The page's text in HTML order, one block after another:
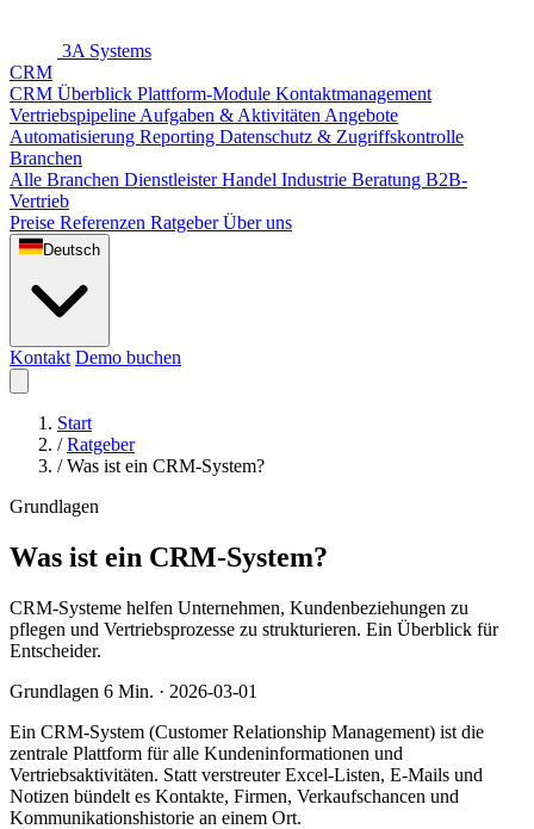
3A Systems
CRM
CRM Überblick Plattform-Module Kontaktmanagement
Vertriebspipeline Aufgaben & Aktivitäten Angebote
Automatisierung Reporting Datenschutz & Zugriffskontrolle
Branchen
Alle Branchen DienstleisterHandel Industrie Beratung B2B-
Vertrieb
Preise Referenzen RatgeberÜber uns
Deutsch
Kontakt Demo buchen
Start
/ Ratgeber
/ Was ist ein CRM-System?
Grundlagen
Was ist ein CRM-System?
CRM-Systeme helfen Unternehmen, Kundenbeziehungen zu
pflegen und Vertriebsprozesse zu strukturieren. Ein Überblick für
Entscheider.
Grundlagen 6 Min. · 2026-03-01
Ein CRM-System (Customer Relationship Management) ist die
zentrale Plattform für alle Kundeninformationen und
Vertriebsaktivitäten. Statt verstreuter Excel-Listen, E-Mails und
Notizen bündelt es Kontakte, Firmen, Verkaufschancen und
Kommunikationshistorie an einem Ort.